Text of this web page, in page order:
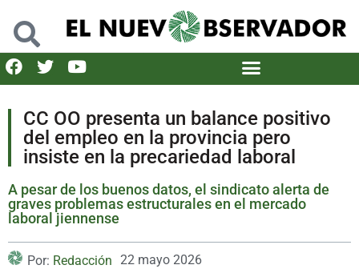
CC OO presenta un balance positivo
del empleo en la provincia pero
insiste en la precariedad laboral
A pesar de los buenos datos, el sindicato alerta de
graves problemas estructurales en el mercado
laboral jiennense
Por: Redacción 22 mayo 2026